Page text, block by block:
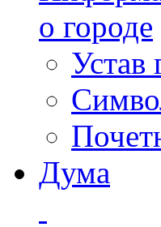
о городе
Устав
Дума